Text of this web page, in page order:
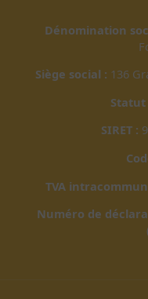
Dénomination
Siège social : 136
SIRET :
TVA
Numéro de